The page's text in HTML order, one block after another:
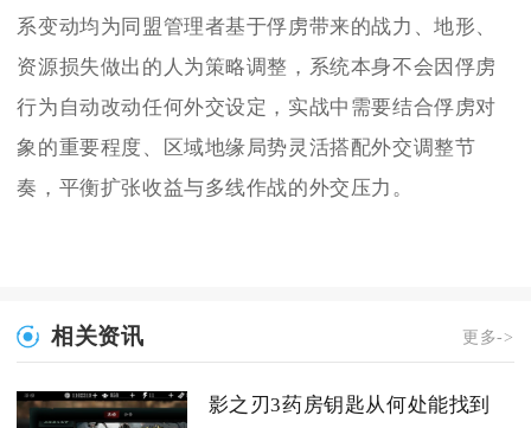
系变动均为同盟管理者基于俘虏带来的战力、地形、
资源损失做出的人为策略调整，系统本身不会因俘虏
行为自动改动任何外交设定，实战中需要结合俘虏对
象的重要程度、区域地缘局势灵活搭配外交调整节
奏，平衡扩张收益与多线作战的外交压力。
相关资讯 更多->
影之刃3药房钥匙从何处能找到